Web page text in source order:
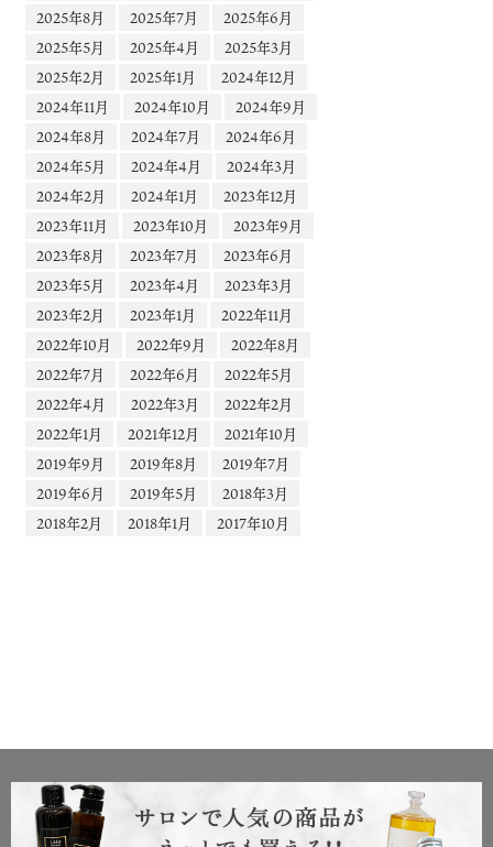
2025年8月
2025年7月
2025年6月
2025年5月
2025年4月
2025年3月
2025年2月
2025年1月
2024年12月
2024年11月
2024年10月
2024年9月
2024年8月
2024年7月
2024年6月
2024年5月
2024年4月
2024年3月
2024年2月
2024年1月
2023年12月
2023年11月
2023年10月
2023年9月
2023年8月
2023年7月
2023年6月
2023年5月
2023年4月
2023年3月
2023年2月
2023年1月
2022年11月
2022年10月
2022年9月
2022年8月
2022年7月
2022年6月
2022年5月
2022年4月
2022年3月
2022年2月
2022年1月
2021年12月
2021年10月
2019年9月
2019年8月
2019年7月
2019年6月
2019年5月
2018年3月
2018年2月
2018年1月 2017年10月